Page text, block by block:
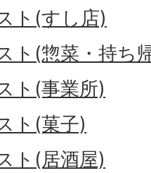
ト(すし店)
ト(惣菜・持ち
ト(事業所)
ト(菓子)
ト(居酒屋)